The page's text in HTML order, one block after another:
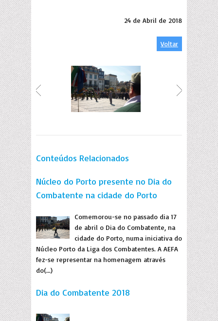
24 de Abril de 2018
Voltar
Conteúdos Relacionados
Núcleo do Porto presente no Dia do
Combatente na cidade do Porto
Comemorou-se no passado dia 17
de abril o Dia do Combatente, na
cidade do Porto, numa iniciativa do
Núcleo Porto da Liga dos Combatentes. A AEFA
fez-se representar na homenagem através
do(...)
Dia do Combatente 2018